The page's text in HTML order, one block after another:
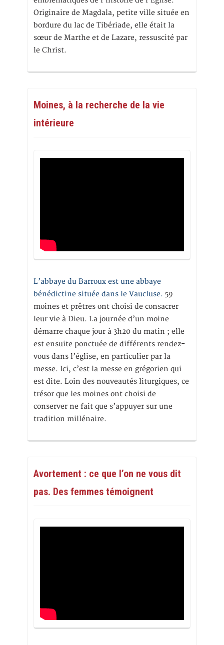
Originaire de Magdala, petite ville située en
bordure du lac de Tibériade, elle était la
sœur de Marthe et de Lazare, ressuscité par
le Christ.
Moines, à la recherche de la vie
intérieure
L’abbaye du Barroux est une abbaye
bénédictine située dans le Vaucluse. 59
moines et prêtres ont choisi de consacrer
leur vie à Dieu. La journée d’un moine
démarre chaque jour à 3h20 du matin ; elle
est ensuite ponctuée de différents rendez-
vous dans l’église, en particulier par la
messe. Ici, c’est la messe en grégorien qui
est dite. Loin des nouveautés liturgiques, ce
trésor que les moines ont choisi de
conserver ne fait que s’appuyer sur une
tradition millénaire.
Avortement : ce que l’on ne vous dit
pas. Des femmes témoignent